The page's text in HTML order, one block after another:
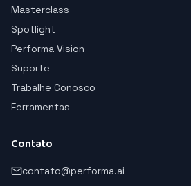
Masterclass
Spotlight
Performa Vision
Suporte
Trabalhe Conosco
Ferramentas
Contato
contato@performa.ai